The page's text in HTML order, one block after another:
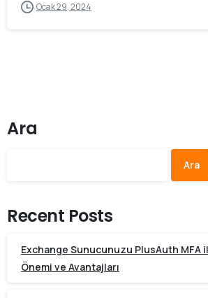
Ocak 29, 2024
Ara
Ara
Recent Posts
Exchange Sunucunuzu PlusAuth MFA
Önemi ve Avantajları